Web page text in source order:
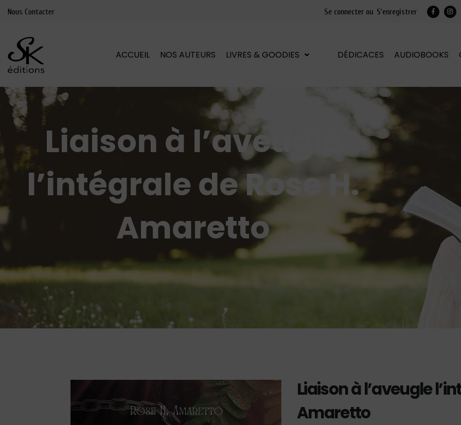
Nous Contacter Se connecter ou S'enregistrer
ACCUEIL NOS AUTEURS LIVRES & GOODIES DÉDICACES AUDIOBOOKS
Liaison à l’aveugle
l’intégrale de Rose H.
Amaretto
Liaison à l’aveugle
Amaretto